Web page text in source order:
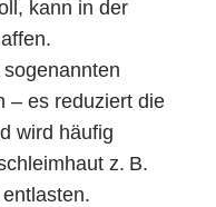
kann in der
– es reduziert die
wird häufig
z. B.